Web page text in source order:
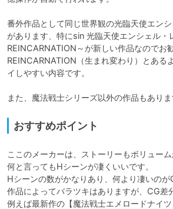
番外作品として同じ世界観の光臨天使エン
があります、特にsin 光臨天使エンシェル・
REINCARNATION～が新しい作品なのでお
REINCARNATION（生まれ変わり）とある
イしやすい内容です。
また、魔法戦士シリーズ以外の作品もありま
おすすめポイント
ここのメーカーは、ストーリーもボリュー
何と言ってもHシーンが凄くいいです。
Hシーンの数がかなりあり、何より凄いのが
作品によってバラツキはありますが、CG差
例えば最新作の【魔法戦士エメロードナイ